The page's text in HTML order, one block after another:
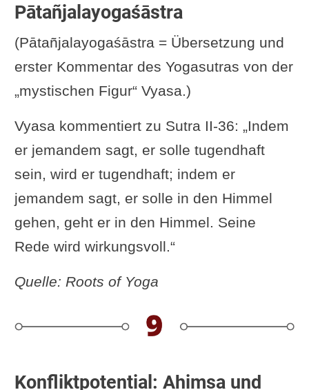
Pātañjalayogaśāstra
(Pātañjalayogaśāstra = Übersetzung und
erster Kommentar des Yogasutras von der
„mystischen Figur“ Vyasa.)
Vyasa kommentiert zu Sutra II-36: „Indem
er jemandem sagt, er solle tugendhaft
sein, wird er tugendhaft; indem er
jemandem sagt, er solle in den Himmel
gehen, geht er in den Himmel. Seine
Rede wird wirkungsvoll.“
Quelle: Roots of Yoga
Konfliktpotential: Ahimsa und